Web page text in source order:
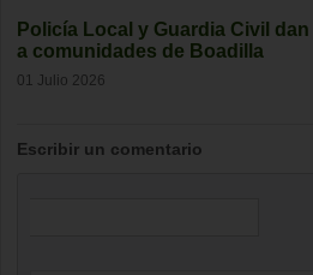
Policía Local y Guardia Civil
a comunidades de Boadilla
01 Julio 2026
Escribir un comentario